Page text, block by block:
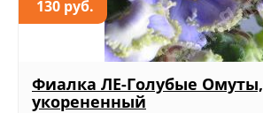
130 руб.
Фиалка ЛЕ-Голубые Омуты,
укорененный